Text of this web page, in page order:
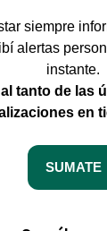
siempre
alertas
instante.
al tanto de las
en
SUMATE